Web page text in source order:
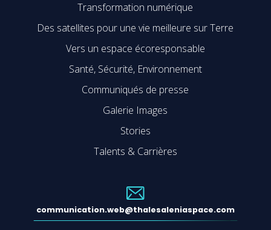
Transformation numérique
Des satellites pour une vie meilleure sur Terre
Vers un espace écoresponsable
Santé, Sécurité, Environnement
Communiqués de presse
Galerie Images
Stories
Talents & Carrières
communication.web@thalesaleniaspace.com